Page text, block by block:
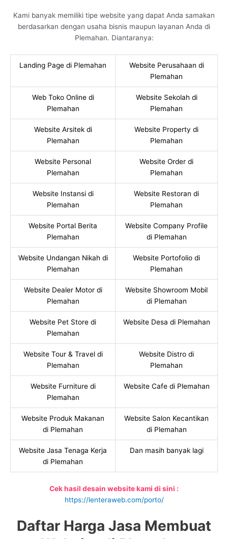
Kami banyak memiliki tipe website yang dapat Anda samakan
berdasarkan dengan usaha bisnis maupun layanan Anda di
Plemahan. Diantaranya:
Landing Page di Plemahan
Website Perusahaan di
Plemahan
Web Toko Online di
Plemahan
Website Sekolah di
Plemahan
Website Arsitek di
Plemahan
Website Property di
Plemahan
Website Personal
Plemahan
Website Order di
Plemahan
Website Instansi di
Plemahan
Website Restoran di
Plemahan
Website Portal Berita
Plemahan
Website Company Profile
di Plemahan
Website Undangan Nikah di
Plemahan
Website Portofolio di
Plemahan
Website Dealer Motor di
Plemahan
Website Showroom Mobil
di Plemahan
Website Pet Store di
Plemahan
Website Desa di Plemahan
Website Tour & Travel di
Plemahan
Website Distro di
Plemahan
Website Furniture di
Plemahan
Website Cafe di Plemahan
Website Produk Makanan
di Plemahan
Website Salon Kecantikan
di Plemahan
Website Jasa Tenaga Kerja
di Plemahan
Dan masih banyak lagi
Cek hasil desain website kami di sini :
https://lenteraweb.com/porto/
Daftar Harga Jasa Membuat